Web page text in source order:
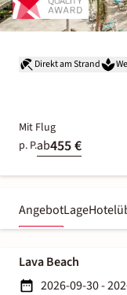
Direkt am Strand
Mit Flug
p. P.ab455 €
AngebotLage
Lava Beach
2026-09-30 -